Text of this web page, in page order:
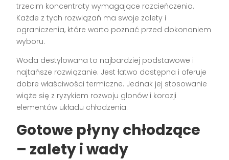
trzecim koncentraty wymagające rozcieńczenia.
Każde z tych rozwiązań ma swoje zalety i
ograniczenia, które warto poznać przed dokonaniem
wyboru.
Woda destylowana to najbardziej podstawowe i
najtańsze rozwiązanie. Jest łatwo dostępna i oferuje
dobre właściwości termiczne. Jednak jej stosowanie
wiąże się z ryzykiem rozwoju glonów i korozji
elementów układu chłodzenia.
Gotowe płyny chłodzące
– zalety i wady